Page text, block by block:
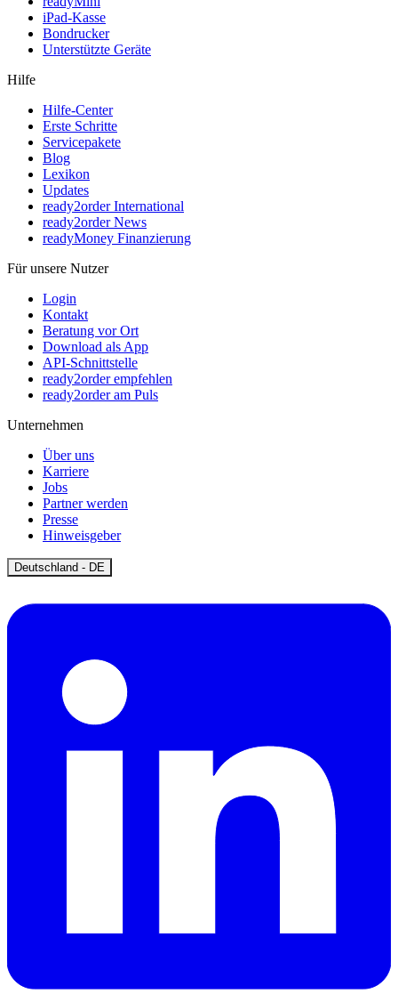
iPad-Kasse
Bondrucker
Unterstützte Geräte
Hilfe
Hilfe-Center
Erste Schritte
Servicepakete
Blog
Lexikon
Updates
ready2order International
ready2order News
readyMoney Finanzierung
Für unsere Nutzer
Login
Kontakt
Beratung vor Ort
Download als App
API-Schnittstelle
ready2order empfehlen
ready2order am Puls
Unternehmen
Über uns
Karriere
Jobs
Partner werden
Presse
Hinweisgeber
Deutschland - DE